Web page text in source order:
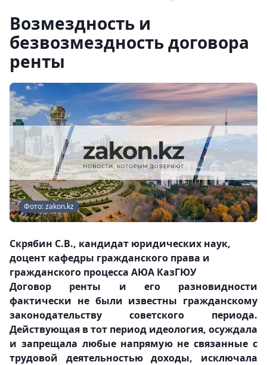
Возмездность и
безвозмездность договора
ренты
Фото: zakon.kz
Скрябин С.В., кандидат юридических наук,
доцент кафедры гражданского права и
гражданского процесса АЮА КазГЮУ
Договор ренты и его разновидности
фактически не были известны гражданскому
законодательству советского периода.
Действующая в тот период идеология, осуждала
и запрещала любые напрямую не связанные с
трудовой деятельностью доходы, исключала